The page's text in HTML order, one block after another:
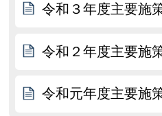
令和３年度主要施
令和２年度主要施
令和元年度主要施